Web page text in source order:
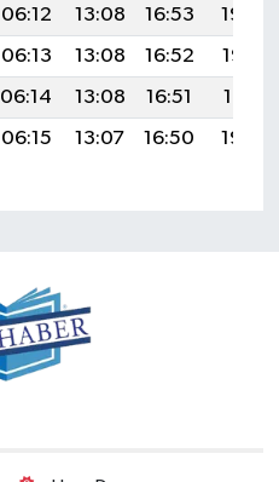
06:12 13:08 16:53
19:54
06:13 13:08 16:52
19:53
06:14 13:08 16:51
19:51
06:15 13:07 16:50 19:50